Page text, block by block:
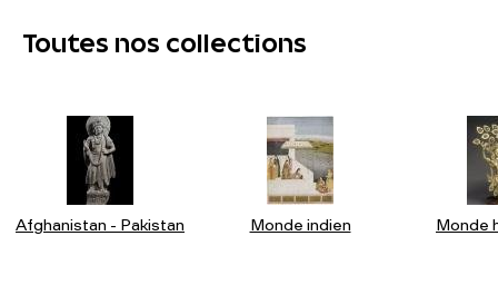
Toutes nos collections
Afghanistan - Pakistan Monde indien Monde